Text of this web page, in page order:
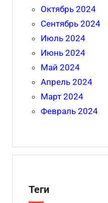
Октябрь 2024
Сентябрь 2024
Июль 2024
Июнь 2024
Май 2024
Апрель 2024
Март 2024
Февраль 2024
Теги